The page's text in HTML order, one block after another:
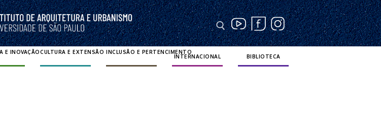
Pesquisar por:
E INOVAÇÃOCULTURA E EXTENSÃO INCLUSÃO E PERTENCIMENTO
INTERNACIONAL BIBLIOTECA